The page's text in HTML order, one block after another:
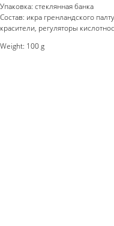
Упаковка: стеклянная банка
Состав: икра гренландского
красители, регуляторы
Weight: 100 g